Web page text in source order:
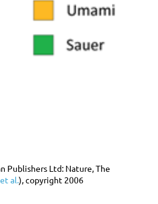
Publishers Ltd: Nature, The
al.), copyright 2006